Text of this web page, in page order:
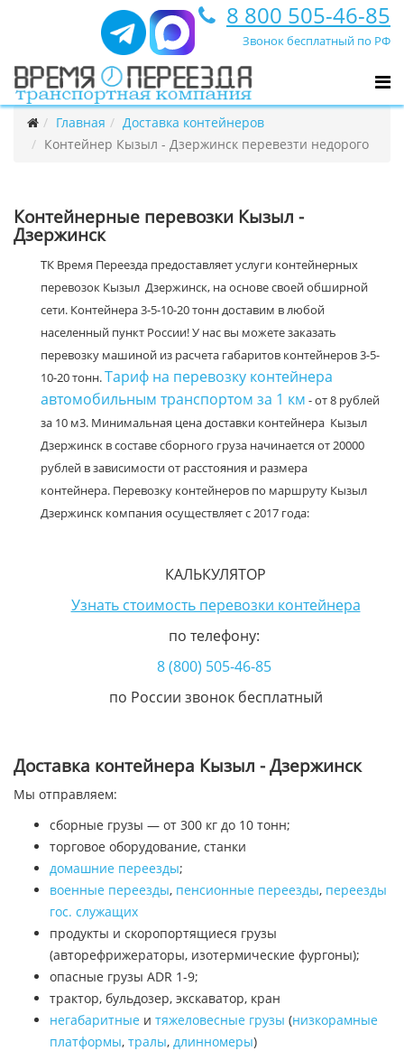
8 800 505-46-85
Звонок бесплатный по РФ
Главная
Доставка контейнеров
Контейнер Кызыл - Дзержинск перевезти недорого
Контейнерные перевозки Кызыл -
Дзержинск
ТК Время Переезда предоставляет услуги контейнерных
перевозок Кызыл Дзержинск, на основе своей обширной
сети. Контейнера 3-5-10-20 тонн доставим в любой
населенный пункт России! У нас вы можете заказать
перевозку машиной из расчета габаритов контейнеров 3-5-
10-20 тонн.Тариф на перевозку контейнера
автомобильным транспортом за 1 км - от 8 рублей
за 10 м3. Минимальная цена доставки контейнера Кызыл
Дзержинск в составе сборного груза начинается от 20000
рублей в зависимости от расстояния и размера
контейнера. Перевозку контейнеров по маршруту Кызыл
Дзержинск компания осуществляет с 2017 года:
КАЛЬКУЛЯТОР
Узнать стоимость перевозки контейнера
по телефону:
8 (800) 505-46-85
по России звонок бесплатный
Доставка контейнера Кызыл - Дзержинск
Мы отправляем:
сборные грузы — от 300 кг до 10 тонн;
торговое оборудование, станки
домашние переезды;
военные переезды, пенсионные переезды, переезды
гос. служащих
продукты и скоропортящиеся грузы
(авторефрижераторы, изотермические фургоны);
опасные грузы ADR 1-9;
трактор, бульдозер, экскаватор, кран
негабаритные и тяжеловесные грузы (низкорамные
платформы, тралы, длинномеры)